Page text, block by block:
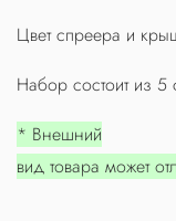
Цвет спреера и
Набор состоит из
* Внешний
вид товара может